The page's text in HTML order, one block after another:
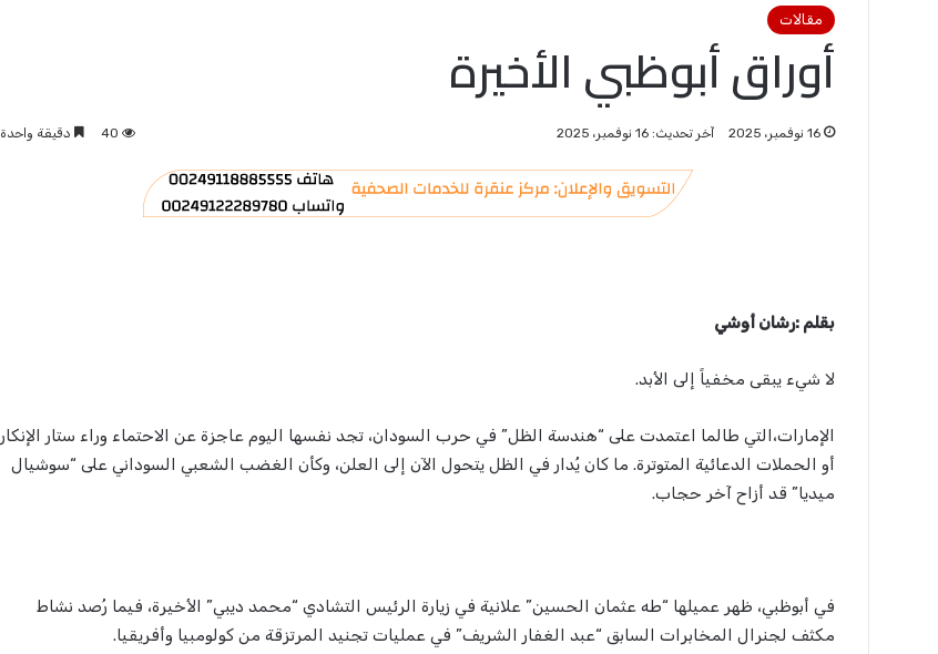
مقالات
أوراق أبوظبي الأخيرة
16 نوفمبر، 2025 آخر تحديث: 16 نوفمبر، 2025 40 دقيقة واحدة
بقلم :رشان أوشي
لا شيء يبقى مخفياً إلى الأبد.
الإمارات،التي طالما اعتمدت على “هندسة الظل” في حرب السودان، تجد نفسها اليوم عاجزة عن الاحتماء وراء ستار الإنكار
أو الحملات الدعائية المتوترة. ما كان يُدار في الظل يتحول الآن إلى العلن، وكأن الغضب الشعبي السوداني على “سوشيال
ميديا” قد أزاح آخر حجاب.
في أبوظبي، ظهر عميلها “طه عثمان الحسين” علانية في زيارة الرئيس التشادي “محمد ديبي” الأخيرة، فيما رُصد نشاط
مكثف لجنرال المخابرات السابق “عبد الغفار الشريف” في عمليات تجنيد المرتزقة من كولومبيا وأفريقيا.